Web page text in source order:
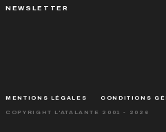
NEWSLETTER
MENTIONS LÉGALES CONDITIONS
COPYRIGHT L'ATALANTE 2001 - 2026